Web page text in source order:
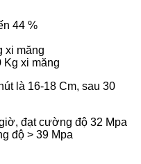
44 %
xi măng
Kg xi măng
là 16-18 Cm, sau 30
đạt cường độ 32 Mpa
độ > 39 Mpa